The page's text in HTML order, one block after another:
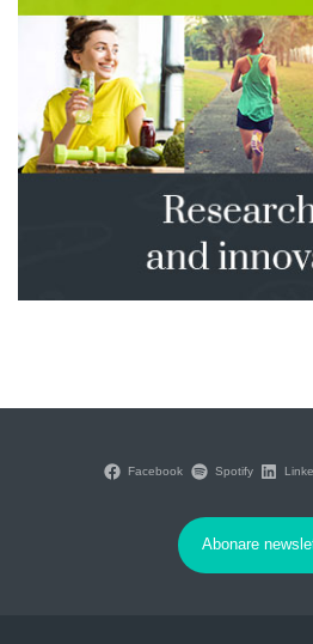
Facebook Spotify
Abonare